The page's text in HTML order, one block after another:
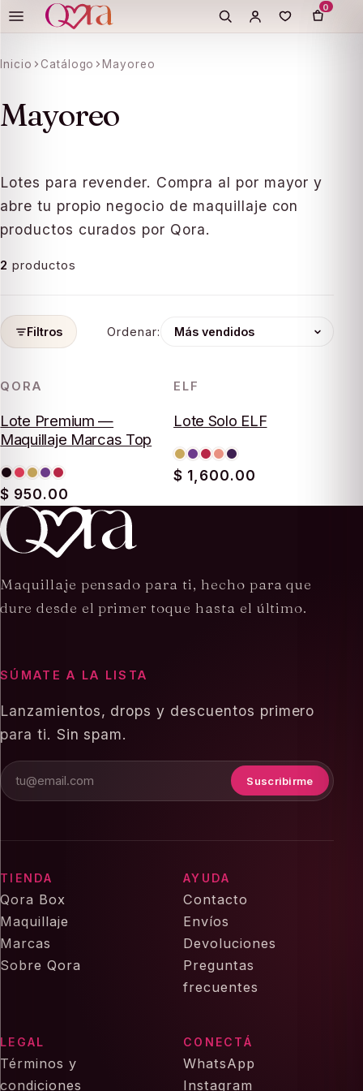
missing:
0
Inicio Catálogo Mayoreo
Mayoreo
Lotes para revender. Compra al por mayor y
abre tu propio negocio de maquillaje con
productos curados por Qora.
2 productos
Filtros Ordenar:
LOTE
QORA
Lote Premium —
Maquillaje Marcas Top
$ 950.00
LOTE
ELF
Lote Solo ELF
$ 1,600.00
Maquillaje pensado para ti, hecho para que
dure desde el primer toque hasta el último.
SÚMATE A LA LISTA
Lanzamientos, drops y descuentos primero
para ti. Sin spam.
Suscribirme
TIENDA
Qora Box
Maquillaje
Marcas
Sobre Qora
AYUDA
Contacto
Envíos
Devoluciones
Preguntas
frecuentes
LEGAL
Términos y
condiciones
CONECTÁ
WhatsApp
Instagram